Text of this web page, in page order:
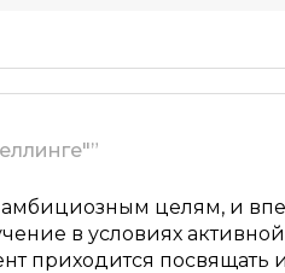
целям, и
в условиях активной
приходится